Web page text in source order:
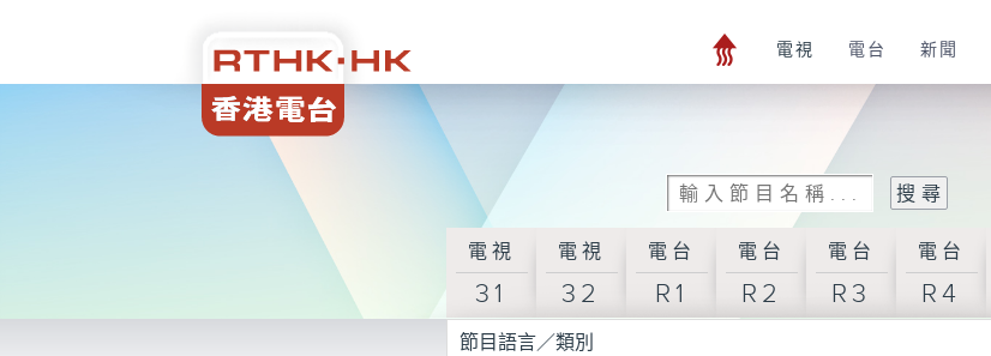
電視 電台 新聞
電視
31
電視
32
電台
R1
電台
R2
電台
R3
電台
R4
節目語言／類別